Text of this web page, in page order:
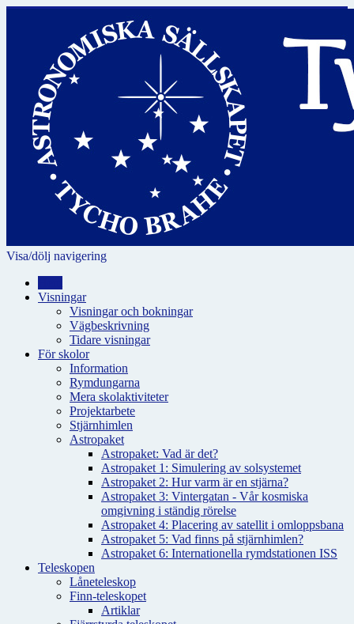
Visa/dölj navigering
Visningar
Visningar och bokningar
Vägbeskrivning
Tidare visningar
För skolor
Information
Rymdungarna
Mera skolaktiviteter
Projektarbete
Stjärnhimlen
Astropaket
Astropaket: Vad är det?
Astropaket 1: Simulering av solsystemet
Astropaket 2: Hur varm är en stjärna?
Astropaket 3: Vintergatan - Vår kosmiska
omgivning i ständig rörelse
Astropaket 4: Placering av satellit i omloppsbana
Astropaket 5: Vad finns på stjärnhimlen?
Astropaket 6: Internationella rymdstationen ISS
Teleskopen
Låneteleskop
Finn-teleskopet
Artiklar